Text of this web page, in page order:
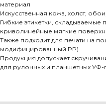
материал
Искусственная кожа, холст,
Гибкие этикетки, складываемые
криволинейные мягкие
Также подходит для печати на
модифицированный PP).
Продукция допускает
для рулонных и планшетных УФ-